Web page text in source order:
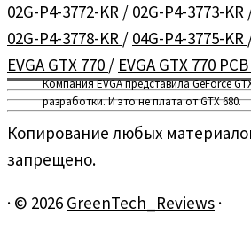
Компания EVGA представила GeForce
разработки. И это не плата от GTX 680.
02G-P4-3772-KR / 02G-P4-3773-KR
02G-P4-3778-KR / 04G-P4-3775-KR
EVGA GTX 770 / EVGA GTX 770 PCB
Копирование любых
запрещено.
· © 2026 GreenTech_Reviews ·